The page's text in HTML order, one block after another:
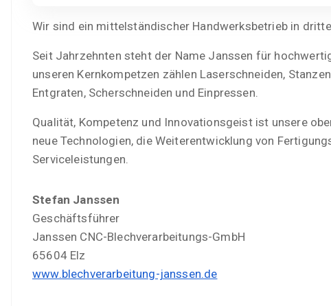
Wir sind ein mittelständischer Handwerksbetrieb in
Seit Jahrzehnten steht der Name Janssen für
unseren Kernkompetzen zählen Laserschneiden,
Entgraten, Scherschneiden und Einpressen.
Qualität, Kompetenz und Innovationsgeist ist unsere
neue Technologien, die Weiterentwicklung von
Serviceleistungen.
Stefan Janssen
Geschäftsführer
Janssen CNC-Blechverarbeitungs-GmbH
65604 Elz
www.blechverarbeitung-janssen.de